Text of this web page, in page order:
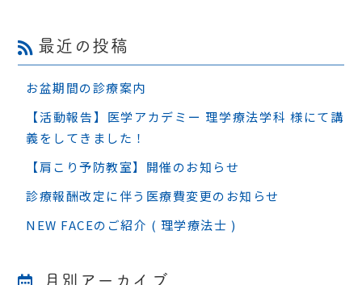
最近の投稿
お盆期間の診療案内
【活動報告】医学アカデミー 理学療法学科 様にて講
義をしてきました！
【肩こり予防教室】開催のお知らせ
診療報酬改定に伴う医療費変更のお知らせ
NEW FACEのご紹介 ( 理学療法士 )
月別アーカイブ